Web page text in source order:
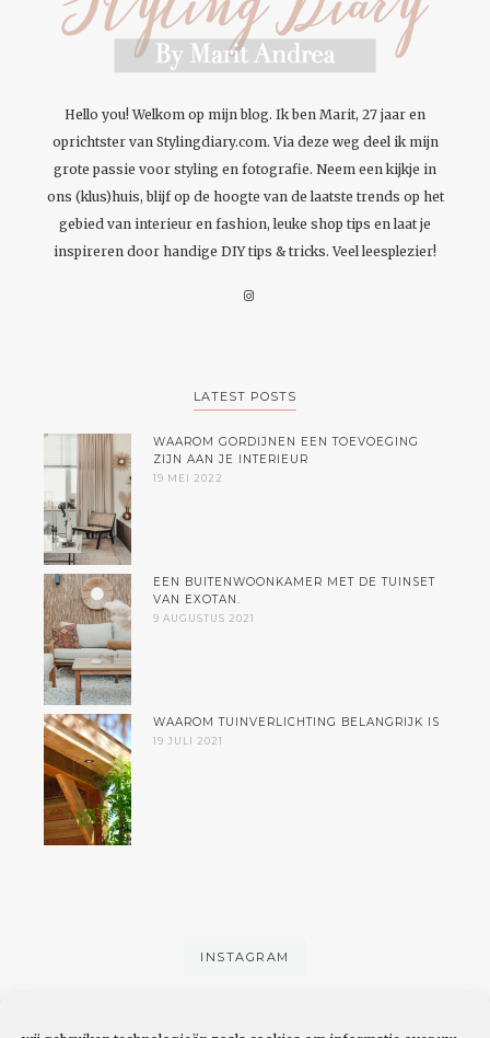
Hello you! Welkom op mijn blog. Ik ben Marit, 27 jaar en
oprichtster van Stylingdiary.com. Via deze weg deel ik mijn
grote passie voor styling en fotografie. Neem een kijkje in
ons (klus)huis, blijf op de hoogte van de laatste trends op het
gebied van interieur en fashion, leuke shop tips en laat je
inspireren door handige DIY tips & tricks. Veel leesplezier!
LATEST POSTS
WAAROM GORDIJNEN EEN TOEVOEGING
ZIJN AAN JE INTERIEUR
19 MEI 2022
EEN BUITENWOONKAMER MET DE TUINSET
VAN EXOTAN.
9 AUGUSTUS 2021
WAAROM TUINVERLICHTING BELANGRIJK IS
19 JULI 2021
INSTAGRAM